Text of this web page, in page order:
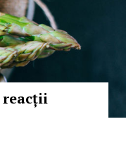
reacții